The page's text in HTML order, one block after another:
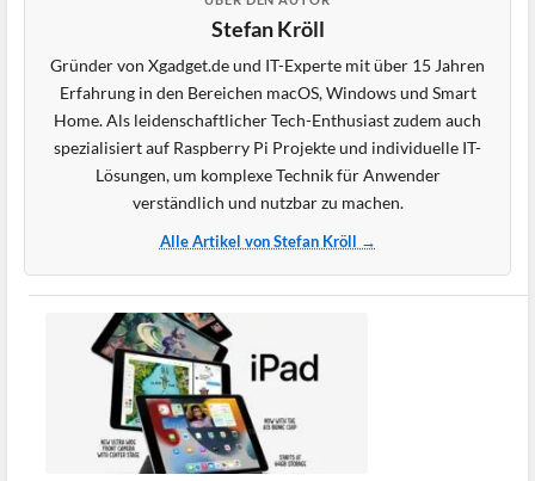
Stefan Kröll
Gründer von Xgadget.de und IT-Experte mit über 15 Jahren
Erfahrung in den Bereichen macOS, Windows und Smart
Home. Als leidenschaftlicher Tech-Enthusiast zudem auch
spezialisiert auf Raspberry Pi Projekte und individuelle IT-
Lösungen, um komplexe Technik für Anwender
verständlich und nutzbar zu machen.
Alle Artikel von Stefan Kröll →